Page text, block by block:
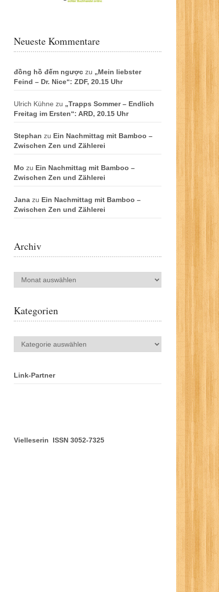
Neueste Kommentare
đồng hồ đếm ngược zu „Mein liebster
Feind – Dr. Nice“: ZDF, 20.15 Uhr
Ulrich Kühne zu „Trapps Sommer – Endlich
Freitag im Ersten“: ARD, 20.15 Uhr
Stephan zu Ein Nachmittag mit Bamboo –
Zwischen Zen und Zählerei
Mo zu Ein Nachmittag mit Bamboo –
Zwischen Zen und Zählerei
Jana zu Ein Nachmittag mit Bamboo –
Zwischen Zen und Zählerei
Archiv
Archiv
Kategorien
Kategorien
Link-Partner
Vielleserin ISSN 3052-7325